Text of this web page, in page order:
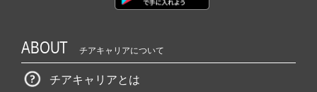
ABOUT チアキャリアについて
チアキャリアとは